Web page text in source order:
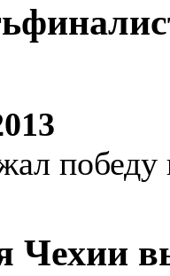
победу
Чехии